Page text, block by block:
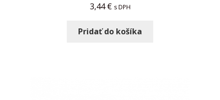
3,44€ s DPH
Pridať do košíka